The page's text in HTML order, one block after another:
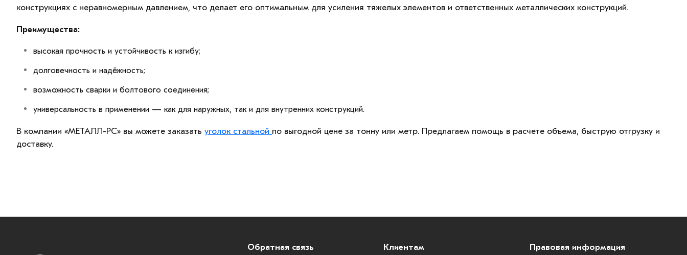
конструкциях с неравномерным давлением, что делает его оптимальным для усиления тяжелых элементов и ответственных металлических конструкций.
Преимущества:
высокая прочность и устойчивость к изгибу;
долговечность и надёжность;
возможность сварки и болтового соединения;
универсальность в применении — как для наружных, так и для внутренних конструкций.
В компании «МЕТАЛЛ-РС» вы можете заказать уголок стальной по выгодной цене за тонну или метр. Предлагаем помощь в расчете объема, быструю отгрузку и
доставку.
Обратная связь Клиентам Правовая информация